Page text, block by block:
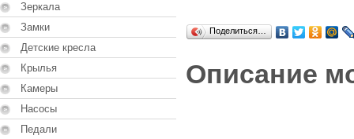
Зеркала
Замки
Детские кресла
Крылья
Камеры
Насосы
Педали
Поделиться…
Описание